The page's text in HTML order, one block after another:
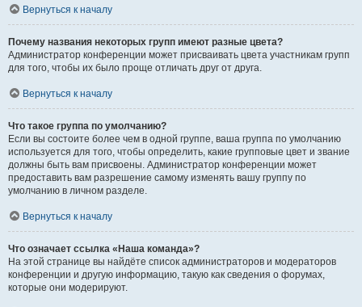
Вернуться к началу
Почему названия некоторых групп имеют разные цвета?
Администратор конференции может присваивать цвета участникам групп
для того, чтобы их было проще отличать друг от друга.
Вернуться к началу
Что такое группа по умолчанию?
Если вы состоите более чем в одной группе, ваша группа по умолчанию
используется для того, чтобы определить, какие групповые цвет и звание
должны быть вам присвоены. Администратор конференции может
предоставить вам разрешение самому изменять вашу группу по
умолчанию в личном разделе.
Вернуться к началу
Что означает ссылка «Наша команда»?
На этой странице вы найдёте список администраторов и модераторов
конференции и другую информацию, такую как сведения о форумах,
которые они модерируют.